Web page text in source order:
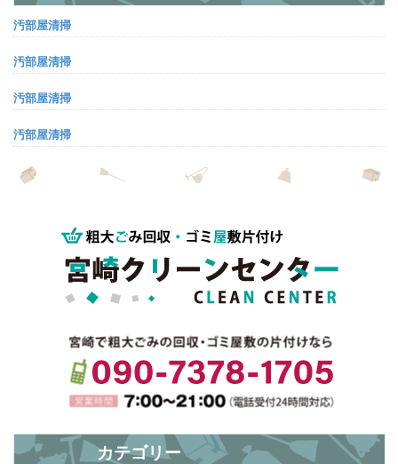
汚部屋清掃
汚部屋清掃
汚部屋清掃
汚部屋清掃
? 冷蔵庫引き取り
エアコン引き取り ?
カテゴリー